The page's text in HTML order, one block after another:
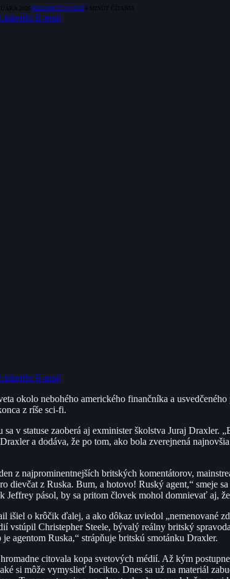
2026 NEKOMENTOVANÉ 4 MINÚT ČÍTANIA
E-mail
E-mail
okolo nebohého amerického finančníka a
z ríše sci-fi.
sa v statuse zaoberá aj exminister školstva Juraj
a dodáva, že po tom, ako bola zverejnená
z najprominentnejších britských komentátorov,
dievčat z Ruska. Bum, a hotovo! Ruský agent,“ smeje
pásol, by sa pritom človek mohol domnievať aj,
o krôčik ďalej, a ako dôkaz uviedol „nemenované
vstúpil Christepher Steele, bývalý reálny britský
agentom Ruska,“ strápňuje britskú smotánku Draxler.
citovala kopa svetových médií. Až kým
si môže vymyslieť hocikto. Dnes sa už na materiál